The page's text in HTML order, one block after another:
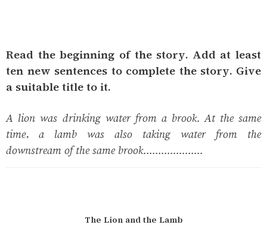
Read the beginning of the story. Add at least
ten new sentences to complete the story. Give
a suitable title to it.
A lion was drinking water from a brook. At the same
time, a lamb was also taking water from the
downstream of the same brook....................
The Lion and the Lamb